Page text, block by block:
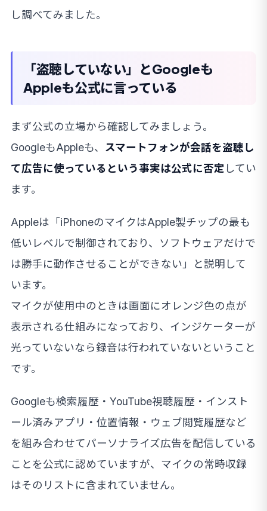
し調べてみました。
「盗聴していない」とGoogleも
Appleも公式に言っている
まず公式の立場から確認してみましょう。
GoogleもAppleも、 スマートフォンが会話を盗聴し
て広告に使っているという事実は公式に否定 してい
ます。
Appleは「iPhoneのマイクはApple製チップの最も
低いレベルで制御されており、ソフトウェアだけで
は勝手に動作させることができない」と説明して
います。
マイクが使用中のときは画面にオレンジ色の点が
表示される仕組みになっており、インジケーターが
光っていないなら録音は行われていないということ
です。
Googleも検索履歴・YouTube視聴履歴・インスト
ール済みアプリ・位置情報・ウェブ閲覧履歴など
を組み合わせてパーソナライズ広告を配信している
ことを公式に認めていますが、マイクの常時収録
はそのリストに含まれていません。